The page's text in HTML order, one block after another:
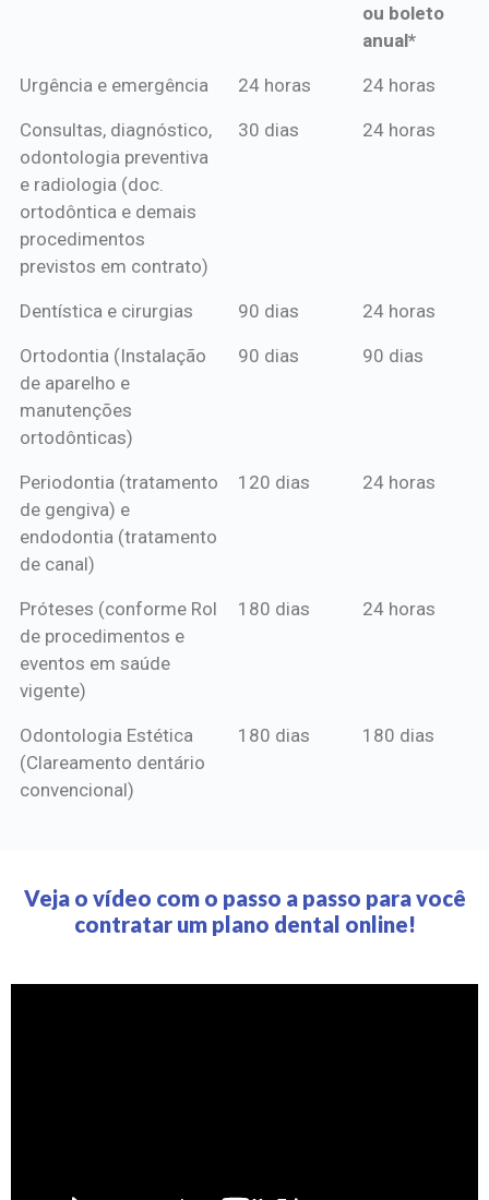
ou boleto
anual*
*Procedimentos Amil
*Pagamento
mensal*
*Pagamento
de crédito
Urgência e emergência 24 horas 24 horas
Consultas, diagnóstico,
odontologia preventiva
e radiologia (doc.
ortodôntica e demais
procedimentos
previstos em contrato)
30 dias 24 horas
Dentística e cirurgias 90 dias 24 horas
Ortodontia (Instalação
de aparelho e
manutenções
ortodônticas)
90 dias 90 dias
Periodontia (tratamento
de gengiva) e
endodontia (tratamento
de canal)
120 dias 24 horas
Próteses (conforme Rol
de procedimentos e
eventos em saúde
vigente)
180 dias 24 horas
Odontologia Estética
(Clareamento dentário
convencional)
180 dias 180 dias
Veja o vídeo com o passo a passo para você
contratar um plano dental online!